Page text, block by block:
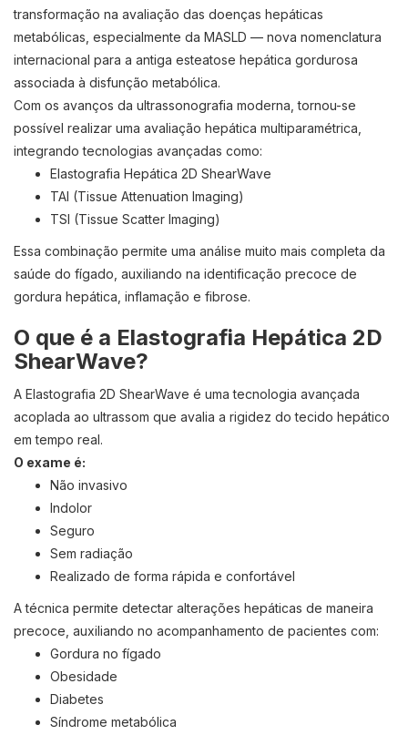
transformação na avaliação das doenças hepáticas
metabólicas, especialmente da MASLD — nova nomenclatura
internacional para a antiga esteatose hepática gordurosa
associada à disfunção metabólica.
Com os avanços da ultrassonografia moderna, tornou-se
possível realizar uma avaliação hepática multiparamétrica,
integrando tecnologias avançadas como:
Elastografia Hepática 2D ShearWave
TAI (Tissue Attenuation Imaging)
TSI (Tissue Scatter Imaging)
Essa combinação permite uma análise muito mais completa da
saúde do fígado, auxiliando na identificação precoce de
gordura hepática, inflamação e fibrose.
O que é a Elastografia Hepática 2D
ShearWave?
A Elastografia 2D ShearWave é uma tecnologia avançada
acoplada ao ultrassom que avalia a rigidez do tecido hepático
em tempo real.
O exame é:
Não invasivo
Indolor
Seguro
Sem radiação
Realizado de forma rápida e confortável
A técnica permite detectar alterações hepáticas de maneira
precoce, auxiliando no acompanhamento de pacientes com:
Gordura no fígado
Obesidade
Diabetes
Síndrome metabólica